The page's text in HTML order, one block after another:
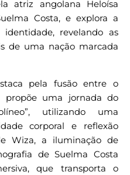
atriz angolana Heloísa
Costa, e explora a
revelando as
de uma nação marcada
pela fusão entre o
propõe uma jornada do
utilizando uma
corporal e reflexão
Wiza, a iluminação de
de Suelma Costa
que transporta o